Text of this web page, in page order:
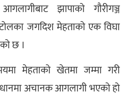
झापाको गौरीगञ्ज
जगदिश मेहताको एक विघा
छ ।
मेहताको खेतमा जम्मा गरी
अचानक आगलागी भएको हो